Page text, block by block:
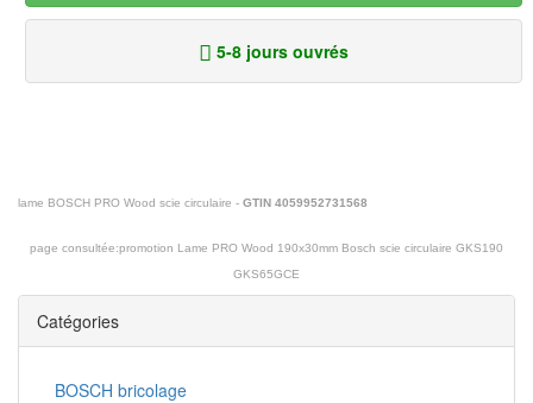
5-8 jours ouvrés
lame BOSCH PRO Wood scie circulaire - GTIN 4059952731568
page consultée:promotion Lame PRO Wood 190x30mm Bosch scie circulaire GKS190
GKS65GCE
Catégories
BOSCH bricolage